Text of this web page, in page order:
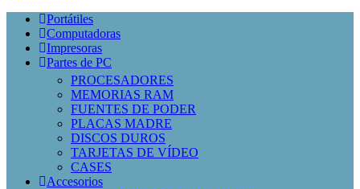
Portátiles
Computadoras
Impresoras
Partes de PC
PROCESADORES
MEMORIAS RAM
FUENTES DE PODER
PLACAS MADRE
DISCOS DUROS
TARJETAS DE VÍDEO
CASES
Accesorios